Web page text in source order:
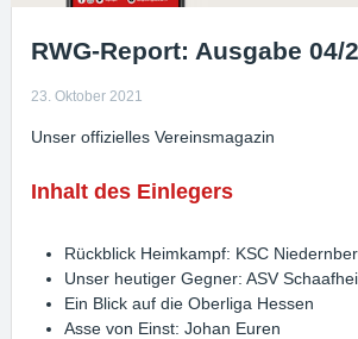
RWG-Report: Ausgabe 04/
23. Oktober 2021
Unser offizielles Vereinsmagazin
Inhalt des Einlegers
Rückblick Heimkampf: KSC
Unser heutiger Gegner: ASV
Ein Blick auf die Oberliga Hessen
Asse von Einst: Johan Euren